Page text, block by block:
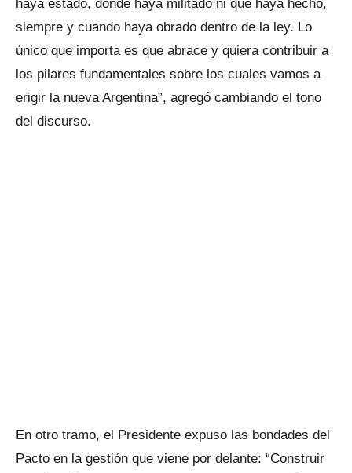
haya estado, dónde haya militado ni qué haya hecho,
siempre y cuando haya obrado dentro de la ley. Lo
único que importa es que abrace y quiera contribuir a
los pilares fundamentales sobre los cuales vamos a
erigir la nueva Argentina”, agregó cambiando el tono
del discurso.
En otro tramo, el Presidente expuso las bondades del
Pacto en la gestión que viene por delante: “Construir